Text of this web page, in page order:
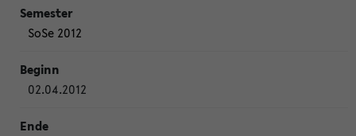
SoSe 2012
02.04.2012